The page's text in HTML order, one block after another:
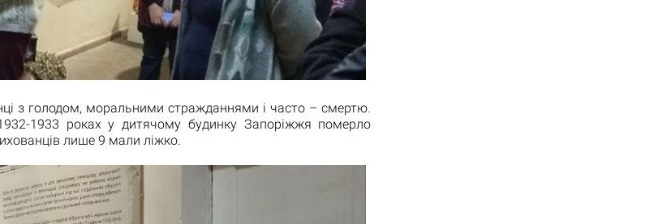
з голодом, моральними стражданнями і часто – смертю.
1933 роках у дитячому будинку Запоріжжя померло
лише 9 мали ліжко.